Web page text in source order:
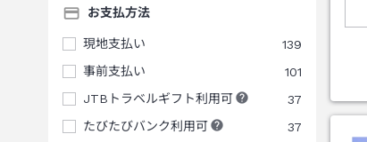
お支払方法
現地支払い
139
事前支払い
101
JTBトラベルギフト利用可
37
たびたびバンク利用可
37